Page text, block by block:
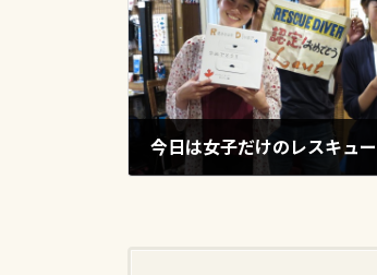
今日は女子だけのレスキュ